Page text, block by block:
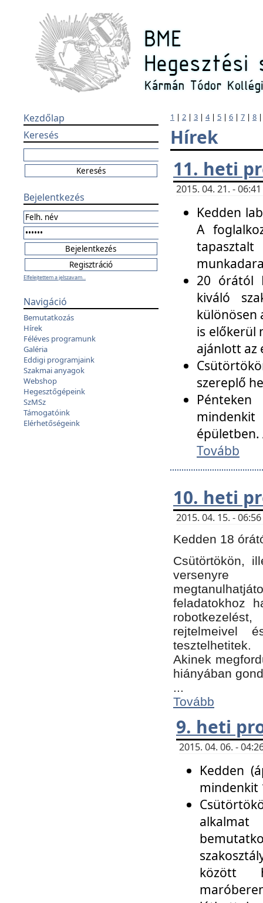
Kezdőlap
Keresés
Bejelentkezés
Elfelejtettem a jelszavam...
Navigáció
Bemutatkozás
Hírek
Féléves programunk
Galéria
Eddigi programjaink
Szakmai anyagok
Webshop
Hegesztőgépeink
SzMSz
Támogatóink
Elérhetőségeink
1 | 2 | 3 | 4| 5 | 6 | 7 | 8
Hírek
11. heti
2015. 04. 21. -
Kedden
A
20 órától
kiváló
különösen
is előkerül
ajánlott az
szereplő
épületben.
Tovább
10. heti
2015. 04. 15. -
Kedden 18
Csütörtökön,
versenyre
feladatokhoz
rejtelmeivel
tesztelhetitek.
Akinek
hiányában
...
Tovább
9. heti
2015. 04. 06. -
Kedden
mindenkit
között